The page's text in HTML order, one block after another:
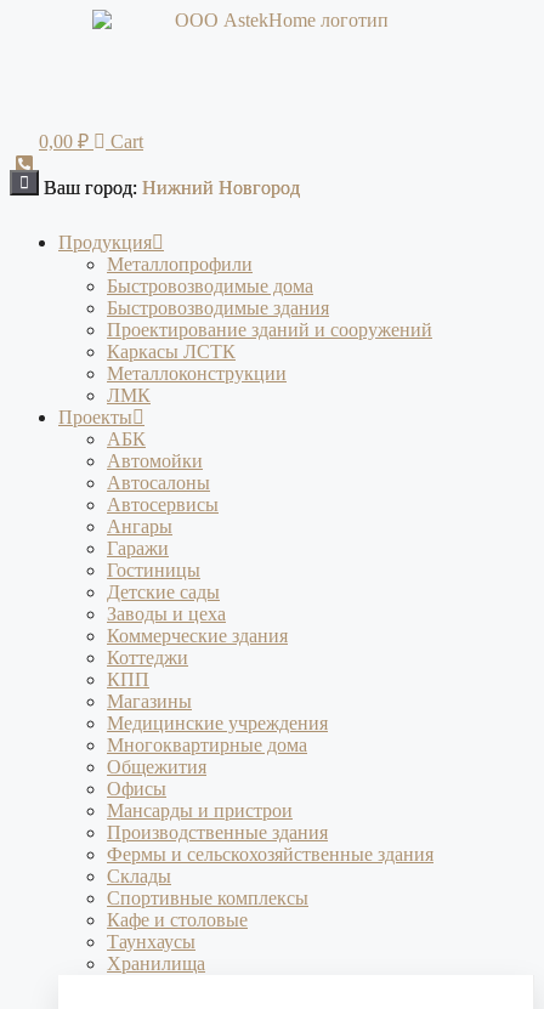
0,00 ₽ Cart
Продукция
Металлопрофили
Быстровозводимые дома
Быстровозводимые здания
Проектирование зданий и сооружений
Каркасы ЛСТК
Металлоконструкции
ЛМК
Проекты
АБК
Автомойки
Автосалоны
Автосервисы
Ангары
Гаражи
Гостиницы
Детские сады
Заводы и цеха
Коммерческие здания
Коттеджи
КПП
Магазины
Медицинские учреждения
Многоквартирные дома
Общежития
Офисы
Мансарды и пристрои
Производственные здания
Фермы и сельскохозяйственные здания
Склады
Спортивные комплексы
Кафе и столовые
Таунхаусы
Хранилища
Ваш город: Нижний Новгород
Ваш город: Нижний Новгород